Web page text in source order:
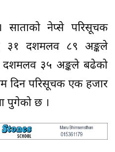
साताको नेप्से परिसूचक
३१ दशमलव ८९ अङ्कले
३५ अङ्कले बढेको
दिन परिसूचक एक हजार
पुगेको छ ।